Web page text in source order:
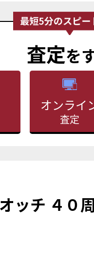
査定を
オンライ
査定
ッチ ４０